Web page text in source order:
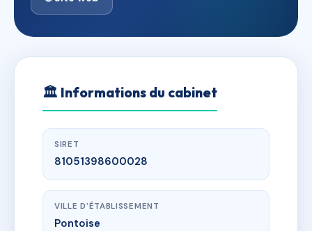
🏛 Informations du cabinet
SIRET
81051398600028
VILLE D'ÉTABLISSEMENT
Pontoise